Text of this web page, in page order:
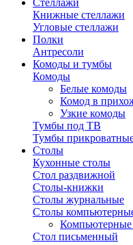
Стеллажи
Книжные стеллажи
Угловые стеллажи
Полки
Антресоли
Комоды и тумбы
Комоды
Белые комоды
Комод в
Узкие комоды
Тумбы под ТВ
Тумбы
Столы
Кухонные столы
Стол раздвижной
Столы-книжки
Столы журнальные
Столы
Компьютерные
Стол письменный